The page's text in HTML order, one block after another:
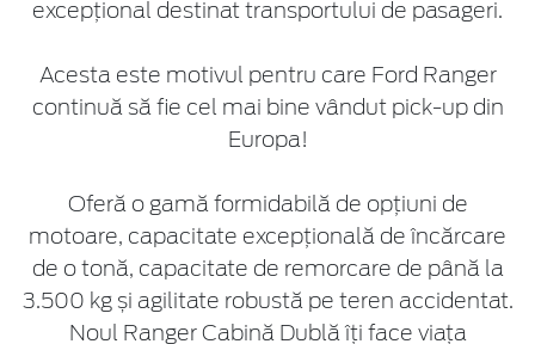
excepțional destinat transportului de pasageri.
Acesta este motivul pentru care Ford Ranger
continuă să fie cel mai bine vândut pick-up din
Europa!
Oferă o gamă formidabilă de opțiuni de
motoare, capacitate excepțională de încărcare
de o tonă, capacitate de remorcare de până la
3.500 kg și agilitate robustă pe teren accidentat.
Noul Ranger Cabină Dublă îți face viața